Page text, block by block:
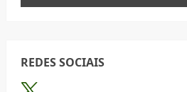
REDES SOCIAIS